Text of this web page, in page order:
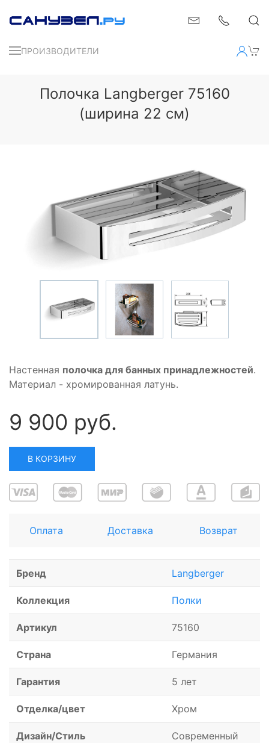
ПРОИЗВОДИТЕЛИ
Полочка Langberger 75160
(ширина 22 см)
Настенная полочка для банных принадлежностей.
Материал - хромированная латунь.
9 900 руб.
В КОРЗИНУ
Оплата Доставка Возврат
Бренд Langberger
Коллекция Полки
Артикул 75160
Страна Германия
Гарантия 5 лет
Отделка/цвет Хром
Дизайн/Стиль Современный